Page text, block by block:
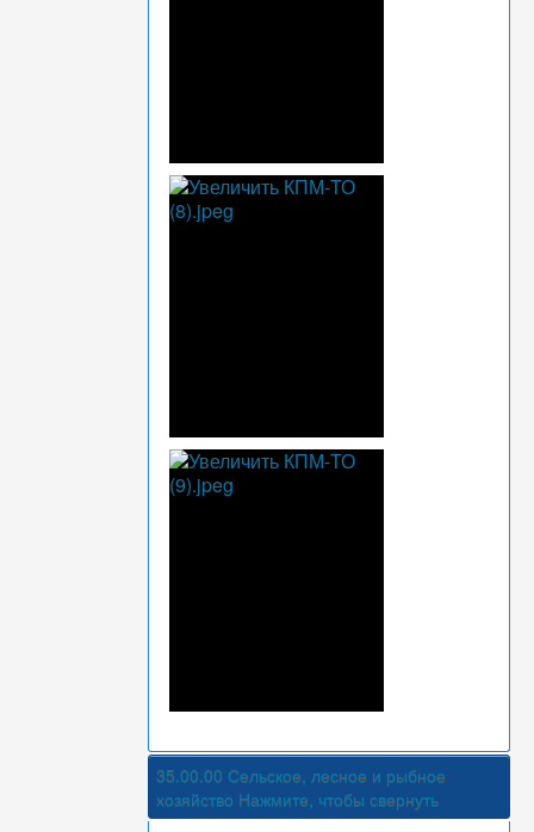
35.00.00 Сельское, лесное и рыбное
хозяйство Нажмите, чтобы свернуть